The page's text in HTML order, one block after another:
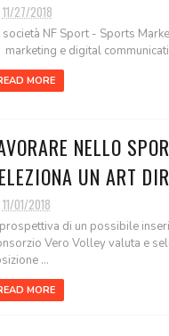
11/27/2018
società NF Sport - Sports
marketing e digital
MORE
NELLO
UN ART
11/01/2018
di un possibile
Vero Volley valuta e
...
MORE